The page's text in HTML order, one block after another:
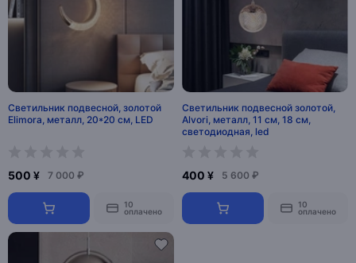
Светильник подвесной, золотой
Elimora, металл, 20*20 см, LED
500 ¥ 7 000 ₽
10
оплачено
Светильник подвесной золотой,
Alvori, металл, 11 см, 18 см,
светодиодная, led
400 ¥ 5 600 ₽
10
оплачено